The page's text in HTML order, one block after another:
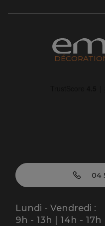
04
Lundi - Vendredi :
9h - 13h | 14h - 17h